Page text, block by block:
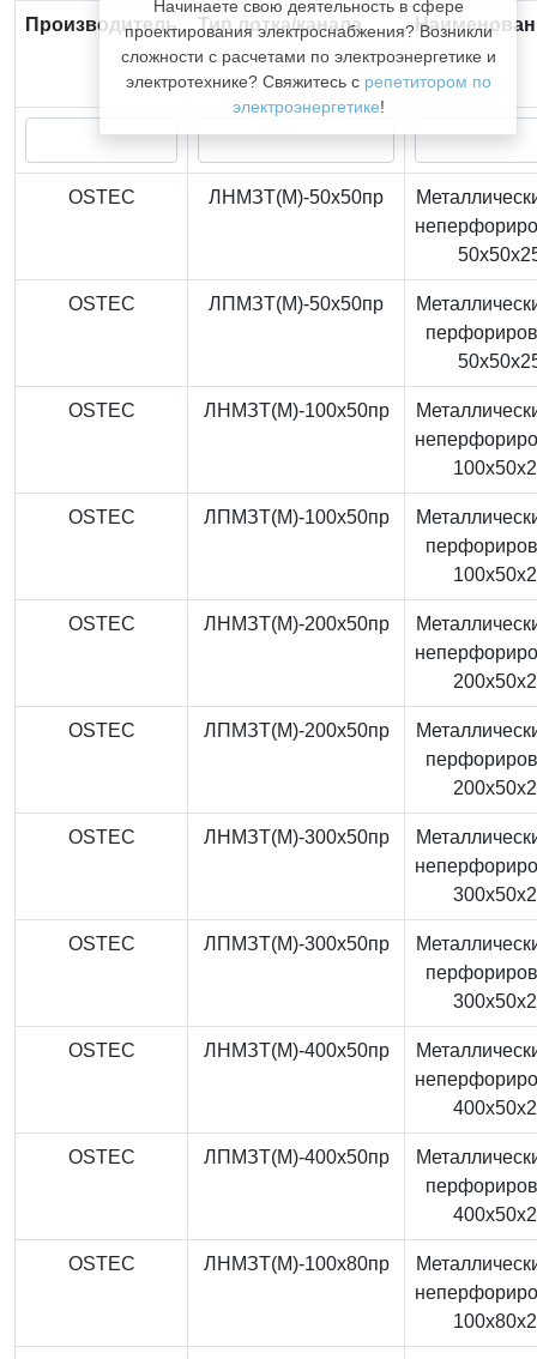
Начинаете свою деятельность в сфере
проектирования электроснабжения? Возникли
сложности с расчетами по электроэнергетике и
электротехнике? Свяжитесь с репетитором по
электроэнергетике!
Производитель
Тип лотка/канала
OSTEC ЛНМЗТ(М)-50x50пр
OSTEC ЛПМЗТ(М)-50x50пр
OSTEC ЛНМЗТ(М)-100x50пр
OSTEC ЛПМЗТ(М)-100x50пр
OSTEC ЛНМЗТ(М)-200x50пр
OSTEC ЛПМЗТ(М)-200x50пр
OSTEC ЛНМЗТ(М)-300x50пр
OSTEC ЛПМЗТ(М)-300x50пр
OSTEC ЛНМЗТ(М)-400x50пр
OSTEC ЛПМЗТ(М)-400x50пр
OSTEC ЛНМЗТ(М)-100x80пр